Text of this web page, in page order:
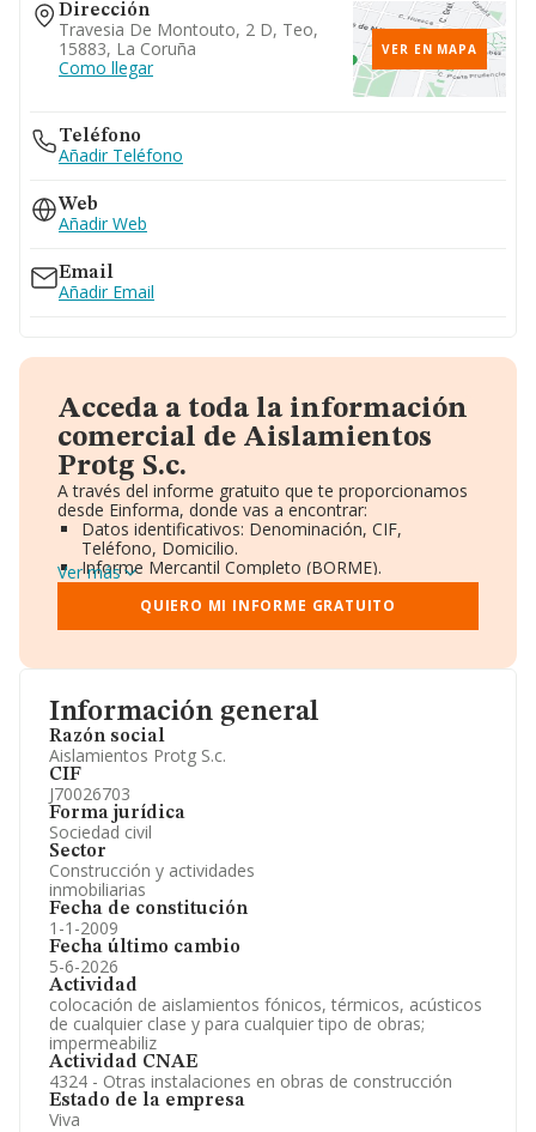
Información general
Razón social
Aislamientos Protg S.c.
CIF
J70026703
Forma jurídica
Sociedad civil
Sector
Construcción y actividades
inmobiliarias
Fecha de constitución
1-1-2009
Fecha último cambio
5-6-2026
Actividad
colocación de aislamientos fónicos, térmicos, acústicos
de cualquier clase y para cualquier tipo de obras;
impermeabiliz
Actividad CNAE
4324 - Otras instalaciones en obras de construcción
Estado de la empresa
Viva
Dirección
Travesia De Montouto, 2 D, Teo,
15883, La Coruña
Como llegar
VER EN MAPA
Teléfono
Añadir Teléfono
Web
Añadir Web
Email
Añadir Email
Acceda a toda la información
comercial de Aislamientos
Protg S.c.
A través del informe gratuito que te proporcionamos
desde Einforma, donde vas a encontrar:
Datos identificativos: Denominación, CIF,
Teléfono, Domicilio.
Informe Mercantil Completo (BORME).
Gráficos de Evolución Ventas y Empleados.
Consejo de Administración y Administradores.
Directivos y Ejecutivos.
Información oficial y registral complementaria.
Ver más
QUIERO MI INFORME GRATUITO